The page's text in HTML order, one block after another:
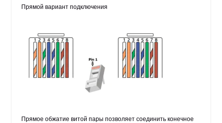
Прямой вариант подключения
Прямое обжатие витой пары позволяет соединить конечное